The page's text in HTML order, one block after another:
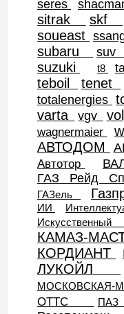
seres
sitrak
skf
soueast
subaru
suv
suzuki
t8
teboil
tenet
totalenergies
varta vgv
wagnermaier
АВТОДОМ
Автотор
ГАЗ Рейд
ГАЗель
ИИ
КАМАЗ-
КОРДИАНТ
ЛУКОЙЛ
ОТТС